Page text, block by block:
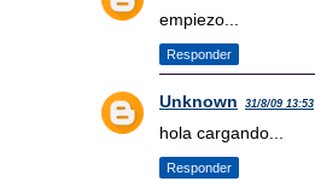
empiezo...
Responder
Unknown 31/8/09 13:53
hola cargando...
Responder